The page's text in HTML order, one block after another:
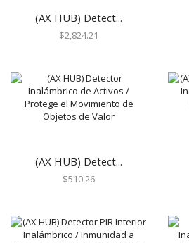
Vibraciones
Baterías
Fuentes de Poder
Transformadores
Gabinetes para Paneles
Generadores de Niebla
Accesorios
(AX HUB) Detect...
$2,824.21
(AX HUB) Detect...
$510.26